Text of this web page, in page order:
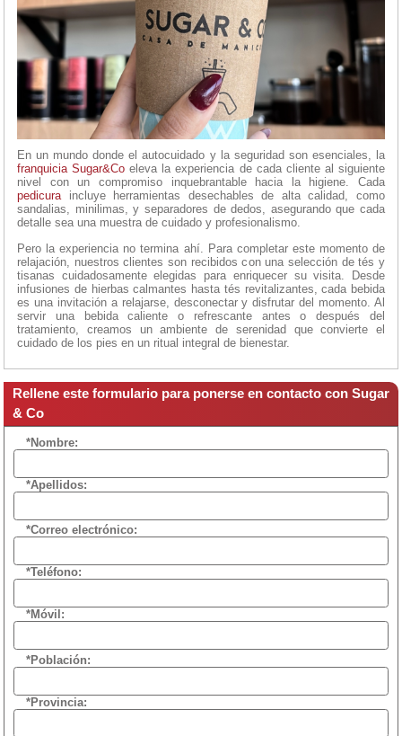
En un mundo donde el autocuidado y la seguridad son esenciales, la
franquicia Sugar&Co eleva la experiencia de cada cliente al siguiente
nivel con un compromiso inquebrantable hacia la higiene. Cada
pedicura incluye herramientas desechables de alta calidad, como
sandalias, minilimas, y separadores de dedos, asegurando que cada
detalle sea una muestra de cuidado y profesionalismo.
Pero la experiencia no termina ahí. Para completar este momento de
relajación, nuestros clientes son recibidos con una selección de tés y
tisanas cuidadosamente elegidas para enriquecer su visita. Desde
infusiones de hierbas calmantes hasta tés revitalizantes, cada bebida
es una invitación a relajarse, desconectar y disfrutar del momento. Al
servir una bebida caliente o refrescante antes o después del
tratamiento, creamos un ambiente de serenidad que convierte el
cuidado de los pies en un ritual integral de bienestar.
Rellene este formulario para ponerse en contacto con Sugar
& Co
*Nombre:
*Apellidos:
*Correo electrónico:
*Teléfono:
*Móvil:
*Población:
*Provincia: